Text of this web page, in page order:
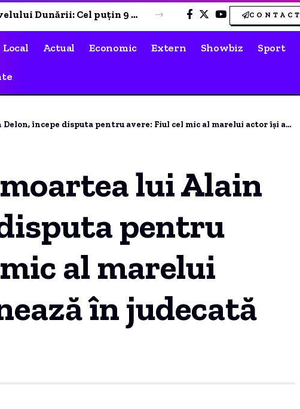
ÎNCĂ 3 PUNCTE! Farul Constanța a obținut o victorie cu emoții împotriva echipei de pe ultimul loc CONTACT
Local Actual Economic Extern Showbiz Sport
disputa pentru avere: Fiul cel mic al marelui actor își acționează în judecată frații.
lui Alain
pentru
al marelui
în judecată